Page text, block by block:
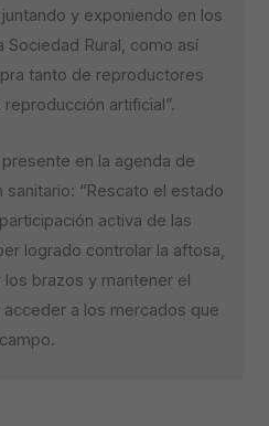
y exponiendo en los
Sociedad Rural, como así
tanto de reproductores
artificial”.
en la agenda de
sanitario: “Rescato el estado
activa de las
logrado controlar la aftosa,
brazos y mantener el
a los mercados que